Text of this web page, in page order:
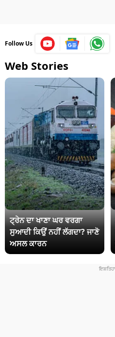
Follow Us
Web Stories
ਟ੍ਰੇਨ ਦਾ ਖਾਣਾ ਘਰ ਵਰਗਾ
ਸੁਆਦੀ ਕਿਉਂ ਨਹੀਂ ਲੱਗਦਾ? ਜਾਣੋ
ਅਸਲ ਕਾਰਨ